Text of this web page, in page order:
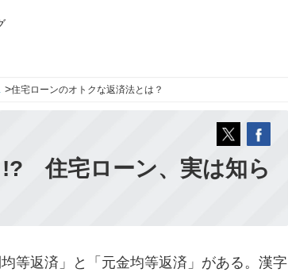
>住宅ローンのオトクな返済法とは？
!? 住宅ローン、実は知ら
等返済」と「元金均等返済」がある。漢字